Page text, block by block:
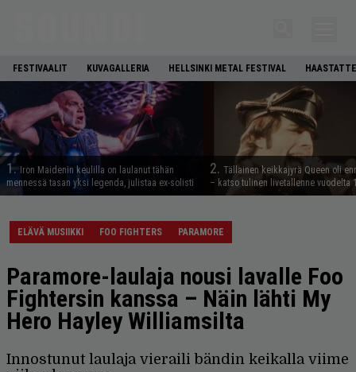
FESTIVAALIT KUVAGALLERIA HELLSINKI METAL FESTIVAL
1. Iron Maidenin keulilla on laulanut tähän
mennessä tasan yksi legenda, julistaa ex-solisti
2. Tällainen keikkajyrä Queen oli
– katso tulinen livetallenne vuodelta
ELÄVÄ MUSIIKKI FOO FIGHTERS PARAMORE
Paramore-laulaja nousi lavalle Foo
Fightersin kanssa – Näin lähti My
Hero Hayley Williamsilta
Innostunut laulaja vieraili bändin keikalla viime